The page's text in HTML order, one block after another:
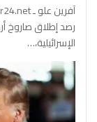
رصد إطلاق صاروخ
الإسرائيلية،…